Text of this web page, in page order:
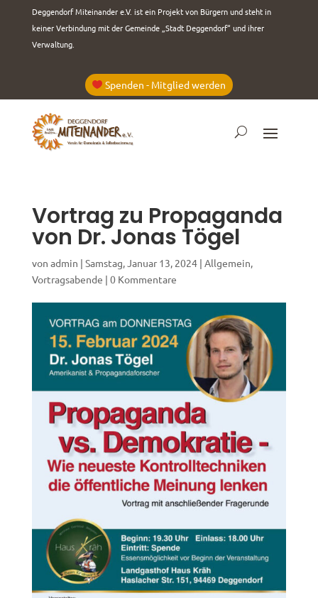
Deggendorf Miteinander e.V. ist ein Projekt von Bürgern und steht in
keiner Verbindung mit der Gemeinde „Stadt Deggendorf“ und ihrer
Verwaltung.
Spenden - Mitglied werden
Vortrag zu Propaganda
von Dr. Jonas Tögel
von admin | Samstag, Januar 13, 2024| Allgemein,
Vortragsabende | 0 Kommentare